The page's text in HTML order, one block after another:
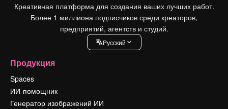
Креативная платформа для создания ваших лучших работ.
Более 1 миллиона подписчиков среди креаторов,
предприятий, агентств и студий.
Pусский
Продукция
Spaces
ИИ-помощник
Генератор изображений ИИ